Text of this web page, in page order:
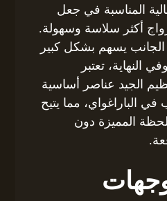
المناسبة في جعل
أكثر سلاسة وسهولة.
يسهم بشكل كبير
النهاية، تعتبر
الجيد عناصر أساسية
في الباراغواي، مما يتيح
المميزة دون